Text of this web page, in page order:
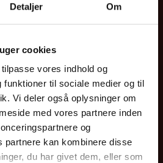
Detaljer Om
cookies
vores indhold og
funktioner til sociale medier og til
Vi deler også oplysninger om
med vores partnere inden
og
partnere kan kombinere disse
du har givet dem, eller som
adgang til alle vores